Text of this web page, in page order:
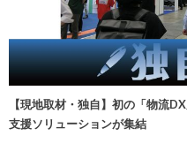
【現地取材・独自】初の「物流
支援ソリューションが集結